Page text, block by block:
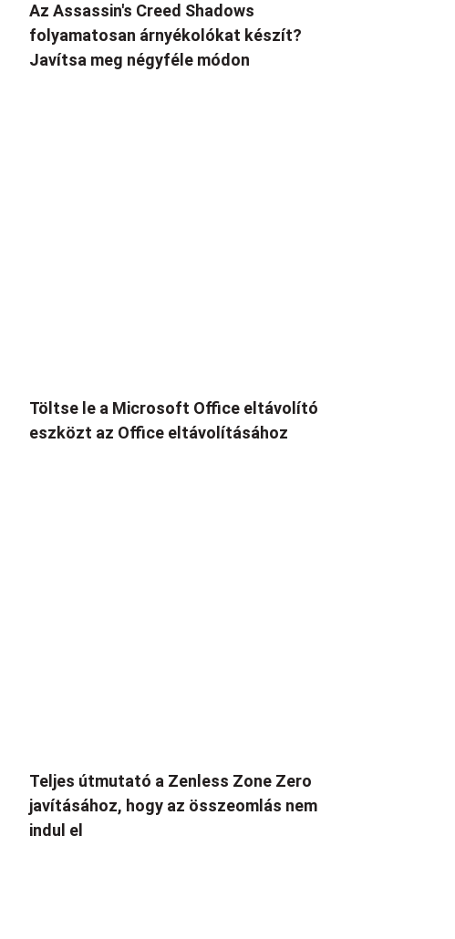
Az Assassin's Creed Shadows
folyamatosan árnyékolókat készít?
Javítsa meg négyféle módon
Töltse le a Microsoft Office eltávolító
eszközt az Office eltávolításához
Teljes útmutató a Zenless Zone Zero
javításához, hogy az összeomlás nem
indul el